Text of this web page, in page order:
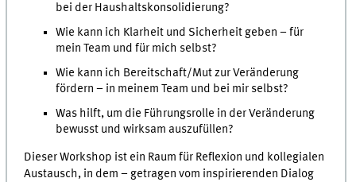
bei der Haushaltskonsolidierung?
Wie kann ich Klarheit und Sicherheit geben – für
mein Team und für mich selbst?
Wie kann ich Bereitschaft/Mut zur Veränderung
fördern – in meinem Team und bei mir selbst?
Was hilft, um die Führungsrolle in der Veränderung
bewusst und wirksam auszufüllen?
Dieser Workshop ist ein Raum für Reflexion und kollegialen
Austausch, in dem – getragen vom inspirierenden Dialog